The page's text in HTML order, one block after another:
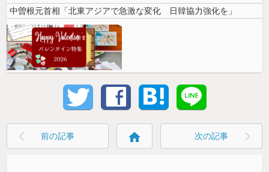
中曽根元首相「北東アジアで急激な変化 日韓協力強化を」
前の記事 home 次の記事